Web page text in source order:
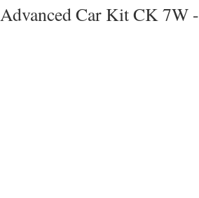
Advanced Car Kit CK 7W -